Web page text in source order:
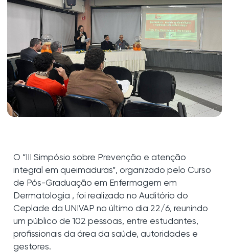
O “III Simpósio sobre Prevenção e atenção
integral em queimaduras”, organizado pelo Curso
de Pós-Graduação em Enfermagem em
Dermatologia , foi realizado no Auditório do
Ceplade da UNIVAP no último dia 22/6, reunindo
um público de 102 pessoas, entre estudantes,
profissionais da área da saúde, autoridades e
gestores.